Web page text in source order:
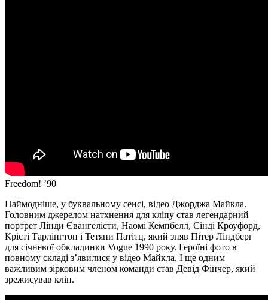
Freedom! ’90
Наймодніше, у буквальному сенсі, відео Джорджа Майкла.
Головним джерелом натхнення для кліпу став легендарний
портрет Лінди Євангелісти, Наомі Кемпбелл, Сінді Кроуфорд,
Крісті Тарлінгтон і Тетяни Патітц, який зняв Пітер Ліндберг
для січневої обкладинки Vogue 1990 року. Героїні фото в
повному складі з’явилися у відео Майкла. І ще одним
важливим зірковим членом команди став Девід Фінчер, який
зрежисував кліп.